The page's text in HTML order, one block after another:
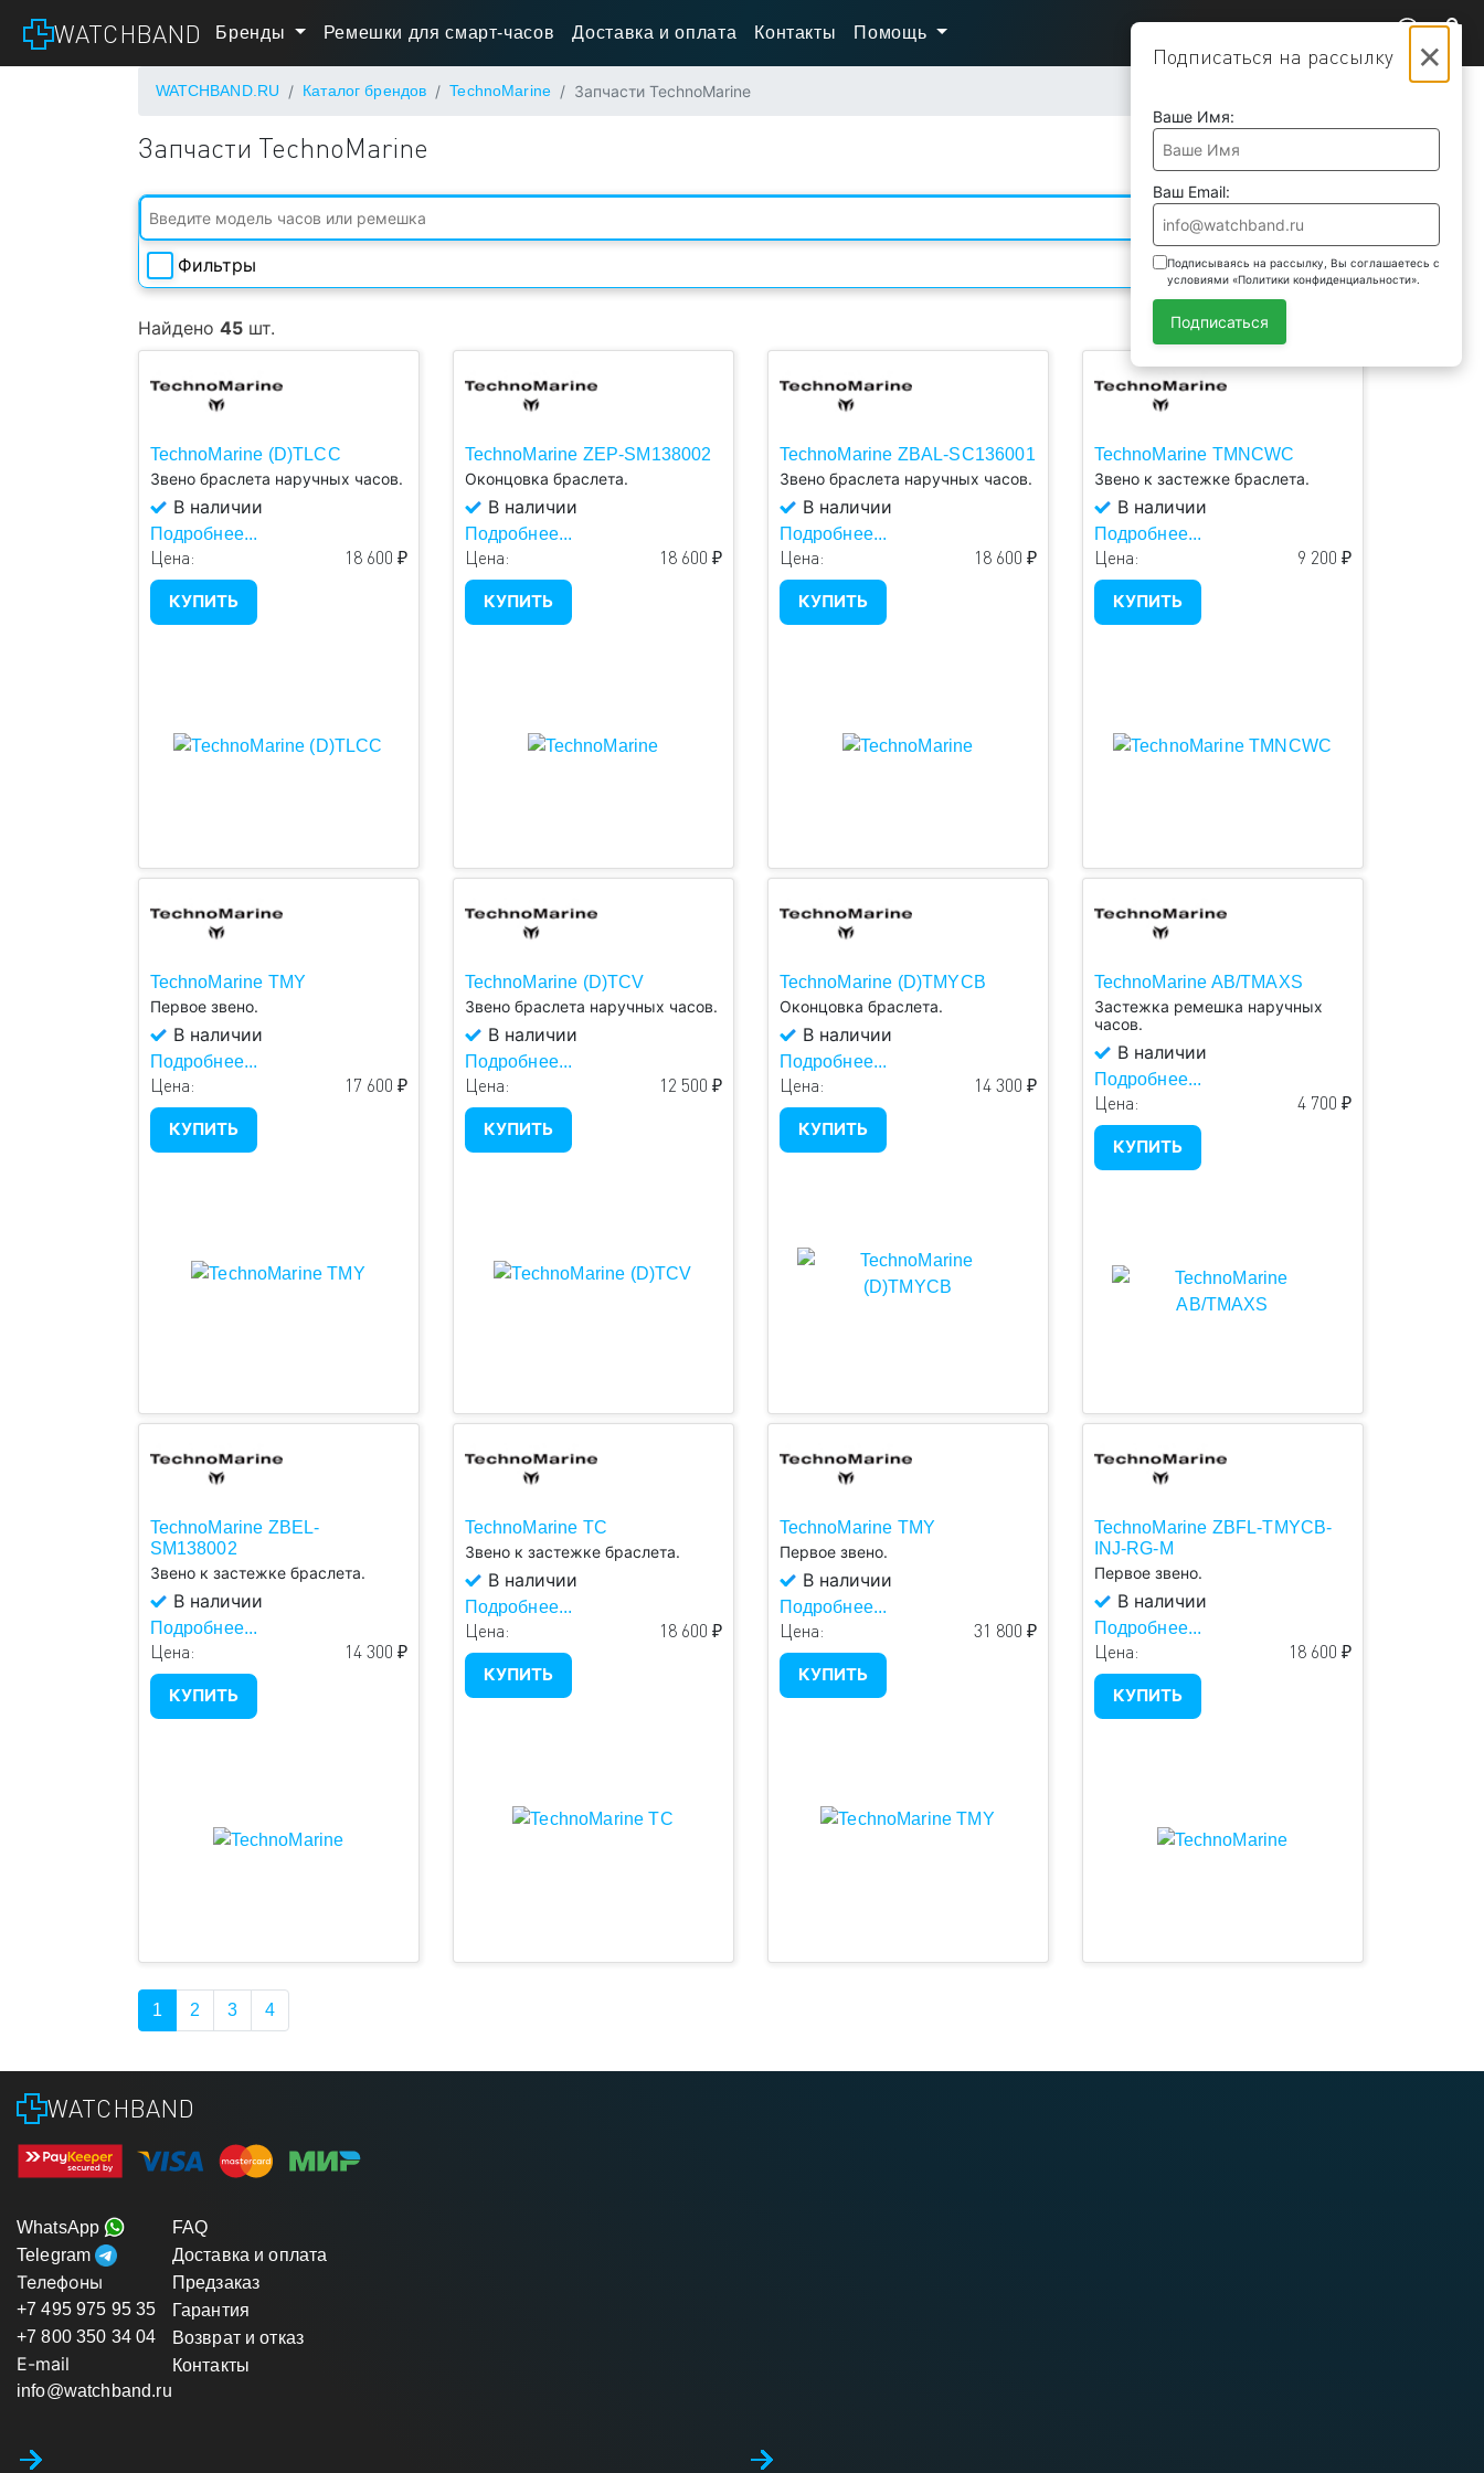
×
Подписаться на рассылку
Ваше Имя:
Ваш Email:
Подписываясь на рассылку, Вы соглашаетесь с
условиями «Политики конфиденциальности».
Подписаться
WATCHBAND Бренды Ремешки для смарт-часов Доставка и оплата Контакты Помощь
WATCHBAND.RU Каталог брендов TechnoMarine Запчасти TechnoMarine
Запчасти TechnoMarine
Фильтры
наличии
Подобрать
Найдено 45шт.
TechnoMarine (D)TLCC
Звено браслета наручных часов.
В наличии
Подробнее...
Цена: 18 600 ₽
КУПИТЬ
TechnoMarine ZEP-SM138002
Оконцовка браслета.
В наличии
Подробнее...
Цена: 18 600 ₽
КУПИТЬ
TechnoMarine ZBAL-SC136001
Звено браслета наручных часов.
В наличии
Подробнее...
Цена: 18 600 ₽
КУПИТЬ
TechnoMarine TMNCWC
Звено к застежке браслета.
В наличии
Подробнее...
Цена: 9 200 ₽
КУПИТЬ
TechnoMarine TMY
Первое звено.
В наличии
Подробнее...
Цена: 17 600 ₽
КУПИТЬ
TechnoMarine (D)TCV
Звено браслета наручных часов.
В наличии
Подробнее...
Цена: 12 500 ₽
КУПИТЬ
TechnoMarine (D)TMYCB
Оконцовка браслета.
В наличии
Подробнее...
Цена: 14 300 ₽
КУПИТЬ
TechnoMarine AB/TMAXS
Застежка ремешка наручных
часов.
В наличии
Подробнее...
Цена: 4 700 ₽
КУПИТЬ
TechnoMarine ZBEL-
SM138002
Звено к застежке браслета.
В наличии
Подробнее...
Цена: 14 300 ₽
КУПИТЬ
TechnoMarine TC
Звено к застежке браслета.
В наличии
Подробнее...
Цена: 18 600 ₽
КУПИТЬ
TechnoMarine TMY
Первое звено.
В наличии
Подробнее...
Цена: 31 800 ₽
КУПИТЬ
TechnoMarine ZBFL-TMYCB-
INJ-RG-M
Первое звено.
В наличии
Подробнее...
Цена: 18 600 ₽
КУПИТЬ
1 2 3 4
WATCHBAND
WhatsApp
Telegram
Телефоны
+7 495 975 95 35
+7 800 350 34 04
E-mail
info@watchband.ru
FAQ
Доставка и оплата
Предзаказ
Гарантия
Возврат и отказ
Контакты